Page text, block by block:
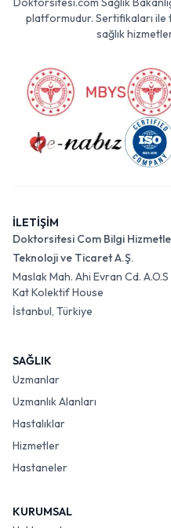
platformudur. Sertifikaları ile
sağlık
İLETİŞİM
Doktorsitesi Com Bilgi
Teknoloji ve Ticaret A.Ş.
Maslak Mah. Ahi Evran Cd.
Kat Kolektif House
İstanbul, Türkiye
SAĞLIK
Uzmanlar
Uzmanlık Alanları
Hastalıklar
Hizmetler
Hastaneler
KURUMSAL